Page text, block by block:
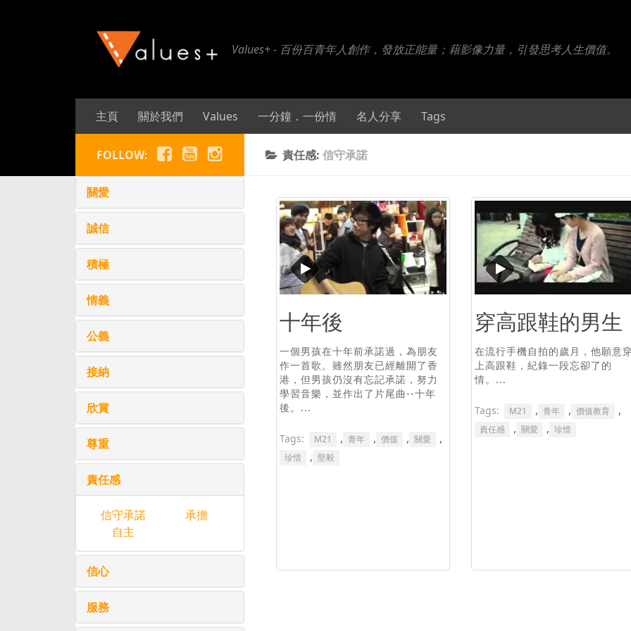
Values+ - 百份百青年人創作，發放正能量；藉影像力量，引發思考人生價值。
主頁 關於我們 Values 一分鐘．一份情 名人分享 Tags
責任感: 信守承諾
十年後
一個男孩在十年前承諾過，為朋友
作一首歌。雖然朋友已經離開了香
港，但男孩仍沒有忘記承諾，努力
學習音樂，並作出了片尾曲--十年
後。...
Tags: M21 , 青年 , 價值 , 關愛 ,
珍惜 , 堅毅
穿高跟鞋的男生
在流行手機自拍的歲月，他願意
上高跟鞋，紀錄一段忘卻了的
情。...
Tags: M21 , 青年 , 價值教育 ,
責任感 , 關愛 , 珍惜
FOLLOW:
關愛
誠信
積極
情義
公義
接納
欣賞
尊重
責任感
信守承諾
承擔
自主
信心
服務